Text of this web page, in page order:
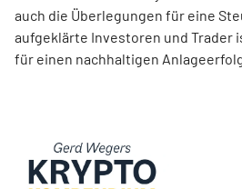
auch die Überlegungen für eine
aufgeklärte Investoren und Trader
für einen nachhaltigen